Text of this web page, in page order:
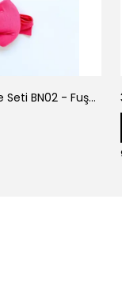
3 Parça Kız Bebek Bone Seti BN02 - Fuşya